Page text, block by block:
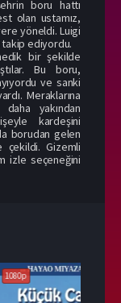
boru hattı
olan ustamız,
yöneldi. Luigi
ediyordu.
bir şekilde
Bu boru,
ve sanki
Meraklarına
yakından
kardeşini
borudan gelen
Gizemli
izle seçeneğini